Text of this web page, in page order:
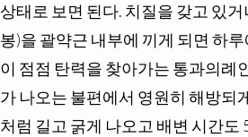
상태로 보면 된다. 치질을 갖고 있
봉)을 괄약근 내부에 끼게 되면 하
이 점점 탄력을 찾아가는 통과의례
가 나오는 불편에서 영원히 해방되
처럼 길고 굵게 나오고 배변 시간